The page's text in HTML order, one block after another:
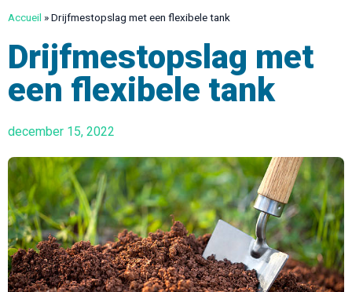
Accueil »Drijfmestopslag met een flexibele tank
Drijfmestopslag met
een flexibele tank
december 15, 2022